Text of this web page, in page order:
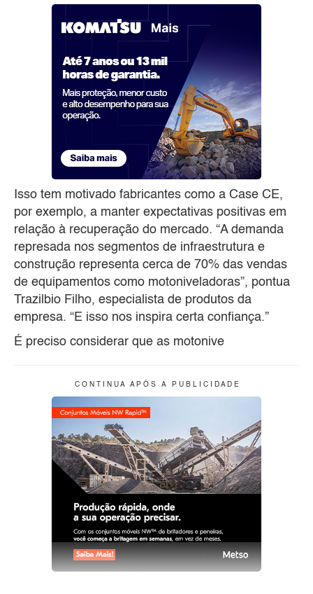
Isso tem motivado fabricantes como a Case CE,
por exemplo, a manter expectativas positivas em
relação à recuperação do mercado. “A demanda
represada nos segmentos de infraestrutura e
construção representa cerca de 70% das vendas
de equipamentos como motoniveladoras”, pontua
Trazilbio Filho, especialista de produtos da
empresa. “E isso nos inspira certa confiança.”
É preciso considerar que as motonive
C O N T I N U A A P Ó S A P U B L I C I D A D E